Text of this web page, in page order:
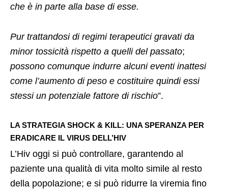
che è in parte alla base di esse.
Pur trattandosi di regimi terapeutici gravati da
minor tossicità rispetto a quelli del passato;
possono comunque indurre alcuni eventi inattesi
come l’aumento di peso e costituire quindi essi
stessi un potenziale fattore di rischio”.
LA STRATEGIA SHOCK & KILL: UNA SPERANZA PER
ERADICARE IL VIRUS DELL’HIV
L’Hiv oggi si può controllare, garantendo al
paziente una qualità di vita molto simile al resto
della popolazione; e si può ridurre la viremia fino